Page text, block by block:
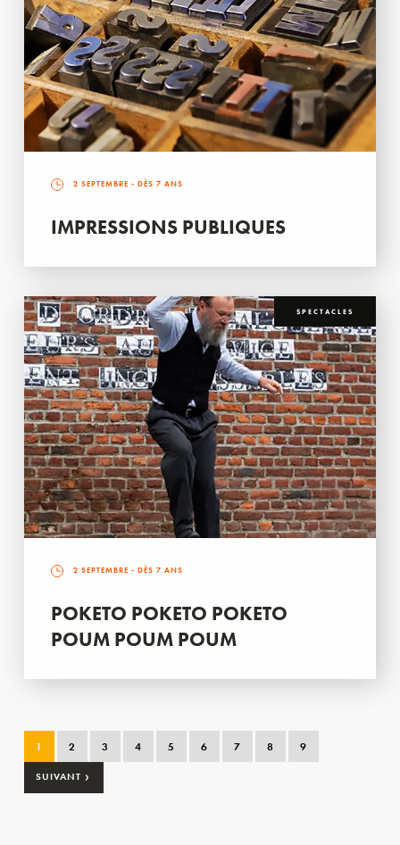
2 SEPTEMBRE - DÈS 7 ANS
IMPRESSIONS PUBLIQUES
SPECTACLES
2 SEPTEMBRE - DÈS 7 ANS
POKETO POKETO POKETO
POUM POUM POUM
1 2 3 4 5 6 7 8 9
SUIVANT ›